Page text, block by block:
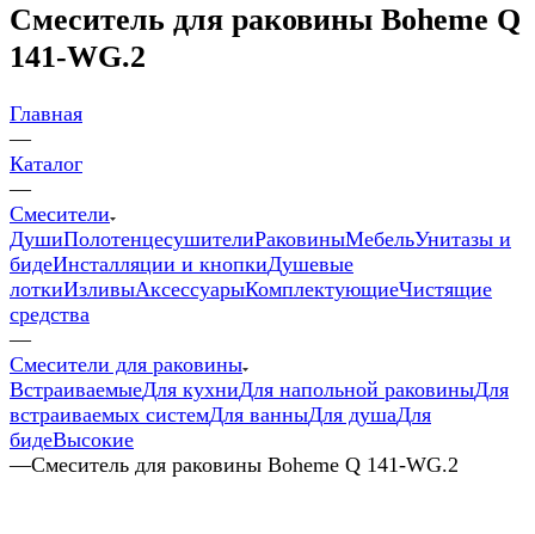
Смеситель для раковины Boheme Q
141-WG.2
Главная
—
Каталог
—
Смесители
ДушиПолотенцесушителиРаковиныМебельУнитазы и
бидеИнсталляции и кнопкиДушевые
лоткиИзливыАксессуарыКомплектующиеЧистящие
средства
—
Смесители для раковины
ВстраиваемыеДля кухниДля напольной раковиныДля
встраиваемых системДля ванныДля душаДля
бидеВысокие
—Смеситель для раковины Boheme Q 141-WG.2